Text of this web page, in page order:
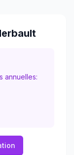
annuelles: